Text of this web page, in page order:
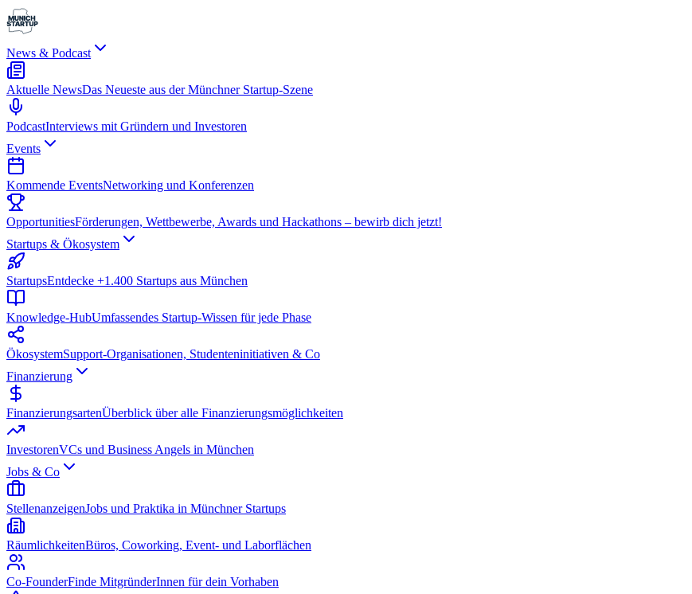
News & Podcast
Aktuelle NewsDas Neueste aus der Münchner Startup-Szene
PodcastInterviews mit Gründern und Investoren
Events
Kommende EventsNetworking und Konferenzen
OpportunitiesFörderungen, Wettbewerbe, Awards und Hackathons – bewirb dich jetzt!
Startups & Ökosystem
StartupsEntdecke +1.400 Startups aus München
Knowledge-HubUmfassendes Startup-Wissen für jede Phase
ÖkosystemSupport-Organisationen, Studenteninitiativen & Co
Finanzierung
FinanzierungsartenÜberblick über alle Finanzierungsmöglichkeiten
InvestorenVCs und Business Angels in München
Jobs & Co
StellenanzeigenJobs und Praktika in Münchner Startups
RäumlichkeitenBüros, Coworking, Event- und Laborflächen
Co-FounderFinde MitgründerInnen für dein Vorhaben